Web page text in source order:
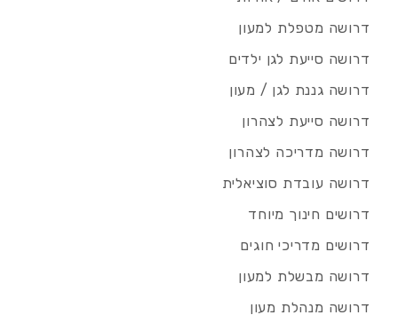
דרושה מטפלת למעון
דרושה סייעת לגן ילדים
דרושה גננת לגן / מעון
דרושה סייעת לצהרון
דרושה מדריכה לצהרון
דרושה עובדת סוציאלית
דרושים חינוך מיוחד
דרושים מדריכי חוגים
דרושה מבשלת למעון
דרושה מנהלת מעון